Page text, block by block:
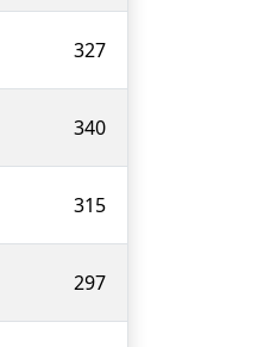
327
340
315
297